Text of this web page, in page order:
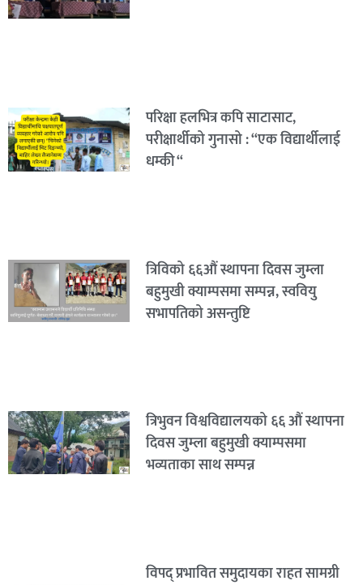
परिक्षा हलभित्र कपि साटासाट,
परीक्षार्थीको गुनासो : “एक विद्यार्थीलाई
धम्की “
त्रिविको ६६औं स्थापना दिवस जुम्ला
बहुमुखी क्याम्पसमा सम्पन्न, स्ववियु
सभापतिको असन्तुष्टि
त्रिभुवन विश्वविद्यालयको ६६ औं स्थापना
दिवस जुम्ला बहुमुखी क्याम्पसमा
भव्यताका साथ सम्पन्न
विपद् प्रभावित समुदायका राहत सामग्री